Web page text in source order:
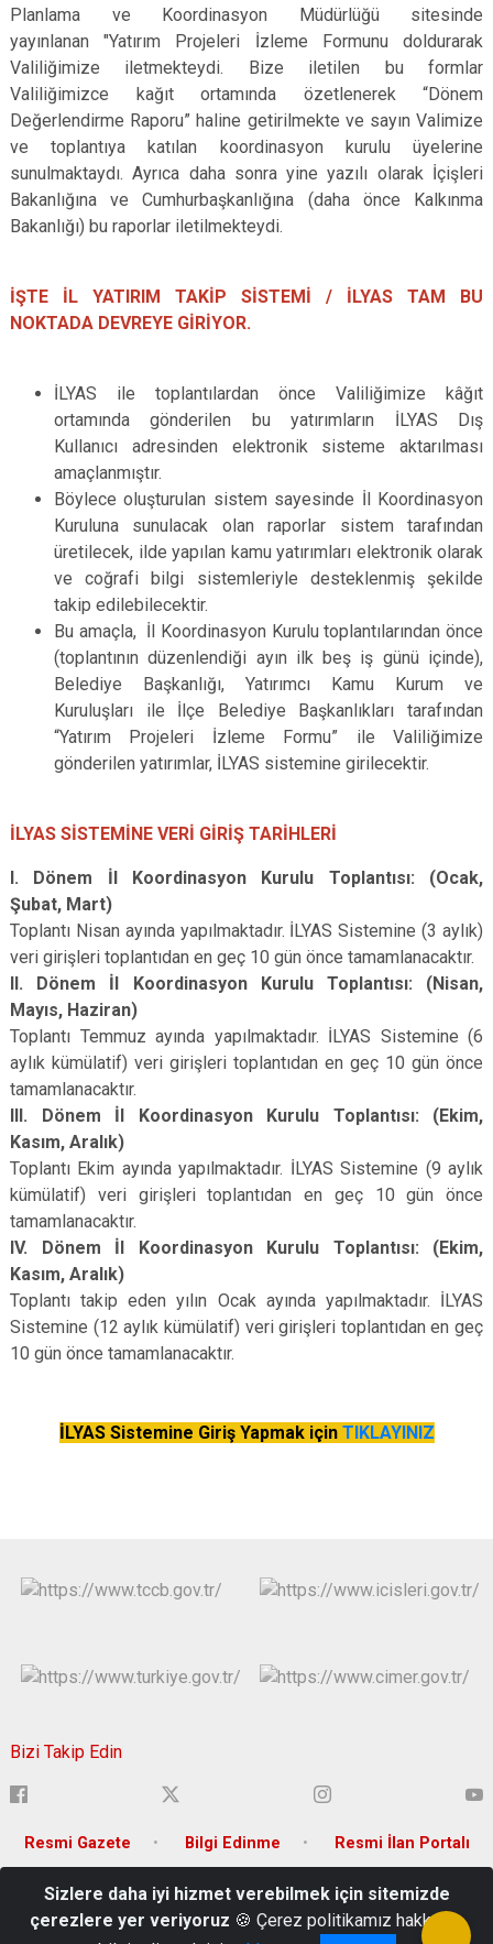
Planlama ve Koordinasyon Müdürlüğü sitesinde
yayınlanan "Yatırım Projeleri İzleme Formunu doldurarak
Valiliğimize iletmekteydi. Bize iletilen bu formlar
Valiliğimizce kağıt ortamında özetlenerek “Dönem
Değerlendirme Raporu” haline getirilmekte ve sayın Valimize
ve toplantıya katılan koordinasyon kurulu üyelerine
sunulmaktaydı. Ayrıca daha sonra yine yazılı olarak İçişleri
Bakanlığına ve Cumhurbaşkanlığına (daha önce Kalkınma
Bakanlığı) bu raporlar iletilmekteydi.
İŞTE İL YATIRIM TAKİP SİSTEMİ / İLYAS TAM BU
NOKTADA DEVREYE GİRİYOR.
İLYAS ile toplantılardan önce Valiliğimize kâğıt
ortamında gönderilen bu yatırımların İLYAS Dış
Kullanıcı adresinden elektronik sisteme aktarılması
amaçlanmıştır.
Böylece oluşturulan sistem sayesinde İl Koordinasyon
Kuruluna sunulacak olan raporlar sistem tarafından
üretilecek, ilde yapılan kamu yatırımları elektronik olarak
ve coğrafi bilgi sistemleriyle desteklenmiş şekilde
takip edilebilecektir.
Bu amaçla, İl Koordinasyon Kurulu toplantılarından önce
(toplantının düzenlendiği ayın ilk beş iş günü içinde),
Belediye Başkanlığı, Yatırımcı Kamu Kurum ve
Kuruluşları ile İlçe Belediye Başkanlıkları tarafından
“Yatırım Projeleri İzleme Formu” ile Valiliğimize
gönderilen yatırımlar, İLYAS sistemine girilecektir.
İLYAS SİSTEMİNE VERİ GİRİŞ TARİHLERİ
I. Dönem İl Koordinasyon Kurulu Toplantısı: (Ocak,
Şubat, Mart)
Toplantı Nisan ayında yapılmaktadır. İLYAS Sistemine (3 aylık)
veri girişleri toplantıdan en geç 10 gün önce tamamlanacaktır.
II. Dönem İl Koordinasyon Kurulu Toplantısı:
(Nisan,
Mayıs, Haziran)
Toplantı Temmuz ayında yapılmaktadır. İLYAS Sistemine (6
aylık kümülatif) veri girişleri toplantıdan en geç 10 gün önce
tamamlanacaktır.
III. Dönem İl Koordinasyon Kurulu Toplantısı: (Ekim,
Kasım, Aralık)
Toplantı Ekim ayında yapılmaktadır. İLYAS Sistemine (9 aylık
kümülatif) veri girişleri toplantıdan en geç 10 gün önce
tamamlanacaktır.
IV. Dönem İl Koordinasyon Kurulu Toplantısı: (Ekim,
Kasım, Aralık)
Toplantı takip eden yılın Ocak ayında yapılmaktadır. İLYAS
Sistemine (12 aylık kümülatif) veri girişleri toplantıdan en geç
10 gün önce tamamlanacaktır.
İLYAS Sistemine Giriş Yapmak için TIKLAYINIZ
Bizi Takip Edin
Resmi Gazete Bilgi Edinme Resmi İlan Portalı
Adnan Menderes Mh. Musa Şahin Bulvarı No:106 P.K.: 80010
0 328 825 07 07
Sizlere daha iyi hizmet verebilmek için sitemizde
çerezlere yer veriyoruz 🍪 Çerez politikamız hakkında